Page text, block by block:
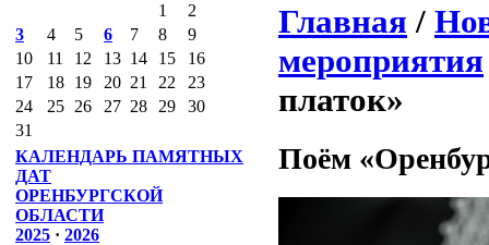
1
2
3
4 5 6 7 8
9
10
11 12 13 14 15
16
17
18 19 20 21 22
23
24
25 26 27 28 29
30
31
КАЛЕНДАРЬ ПАМЯТНЫХ
ДАТ
ОРЕНБУРГСКОЙ
ОБЛАСТИ
2025 · 2026
Главная /
мероприятия
платок»
Поём